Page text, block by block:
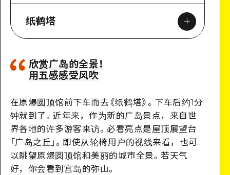
纸鹤塔
Google Maps
详细看看
欣赏广岛的全景！
用五感感受风吹
在原爆圆顶馆前下车而去 《纸鹤塔》 。下车后约1分
钟就到了。近年来，作为新的广岛景点，来自世
界各地的许多游客来访。必看亮点是屋顶展望台
「广岛之丘」。即使从轮椅用户的视线来看，也可
以眺望原爆圆顶馆和美丽的城市全景。若天气
好，你会看到宫岛的弥山。